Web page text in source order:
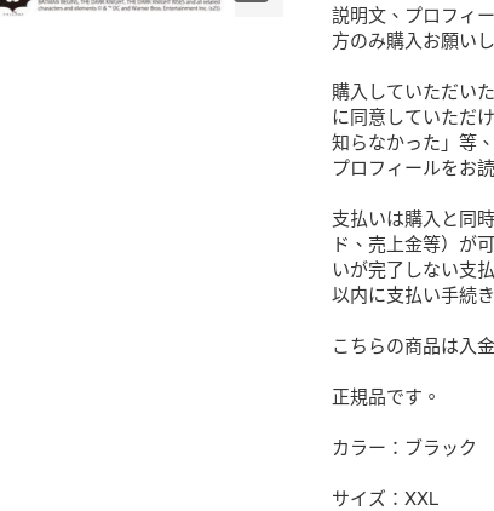
説明文、プロフィ
方のみ購入お願い
購入していただい
に同意していただ
知らなかった」等
プロフィールをお
支払いは購入と同
ド、売上金等）が
いが完了しない支
以内に支払い手続
こちらの商品は入
正規品です。
カラー：ブラック
サイズ：XXL